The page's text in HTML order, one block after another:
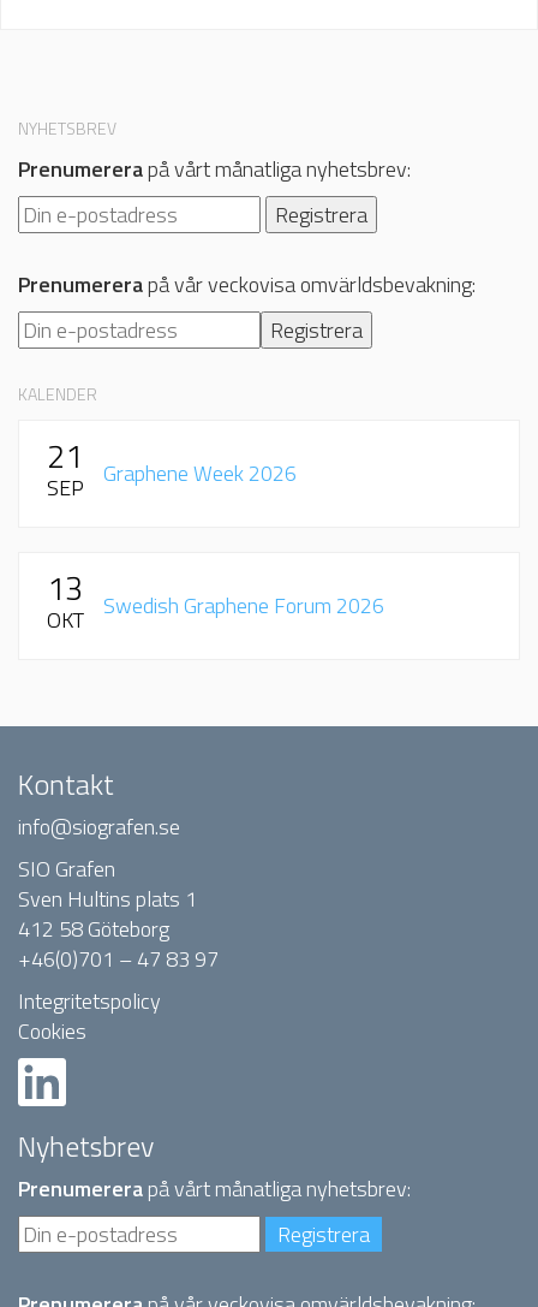
NYHETSBREV
Prenumererapå vårt månatliga nyhetsbrev:
Prenumererapå vår veckovisa omvärldsbevakning:
KALENDER
21
SEP Graphene Week 2026
13
OKT Swedish Graphene Forum 2026
Kontakt
info@siografen.se
SIO Grafen
Sven Hultins plats 1
412 58 Göteborg
+46(0)701 – 47 83 97
Integritetspolicy
Cookies
Nyhetsbrev
Prenumererapå vårt månatliga nyhetsbrev: